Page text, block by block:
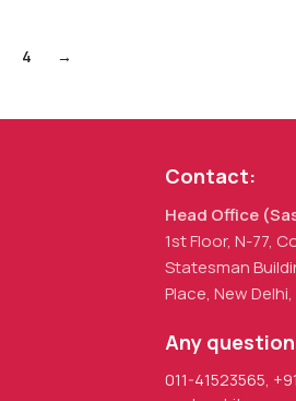
4 →
Contact:
Head Office
1st Floor, N-77,
Statesman
Place, New Delhi,
Any
011-41523565